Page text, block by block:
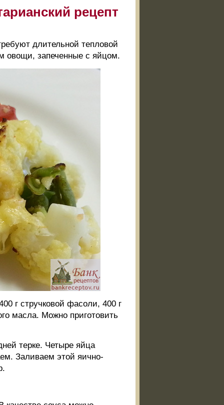
рецепт
длительной тепловой
овощи, запеченные с яйцом.
г стручковой фасоли, 400 г
масла. Можно приготовить
терке. Четыре яйца
Заливаем этой яично-